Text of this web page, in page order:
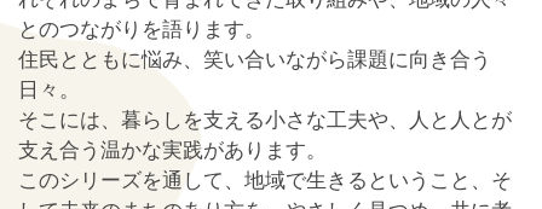
とのつながりを語ります。
住民とともに悩み、笑い合いながら課題に向き合う
日々。
そこには、暮らしを支える小さな工夫や、人と人とが
支え合う温かな実践があります。
このシリーズを通して、地域で生きるということ、そ